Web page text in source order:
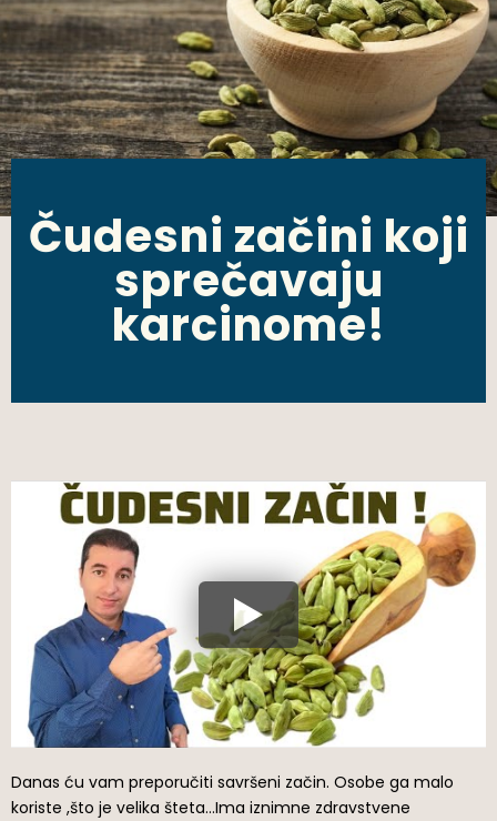
Čudesni začini koji
sprečavaju
karcinome!
Danas ću vam preporučiti savršeni začin. Osobe ga malo
koriste ,što je velika šteta…Ima iznimne zdravstvene